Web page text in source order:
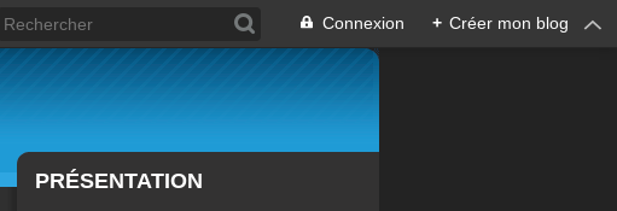
Connexion + Créer mon blog
PRÉSENTATION